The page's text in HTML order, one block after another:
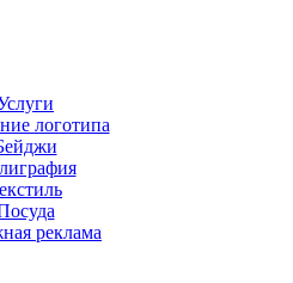
логотипа
реклама